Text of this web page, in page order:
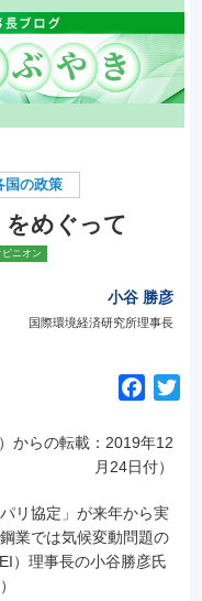
国の政策
をめぐって
ピニオン
小谷 勝彦
国際環境経済研究所理事長
c
e
o
o
k
からの転載：2019年12
月24日付）
リ協定」が来年から実
業では気候変動問題の
）理事長の小谷勝彦氏